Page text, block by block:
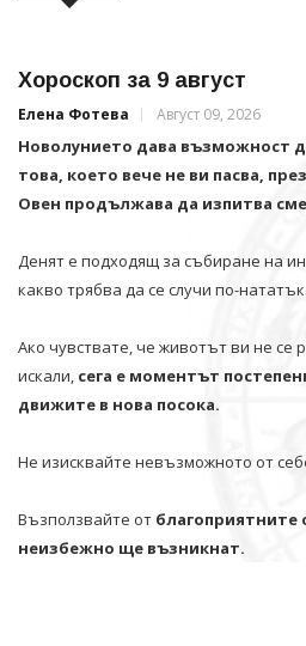
Хороскоп за 9 август
Елена Фотева Август 09, 2026
Новолунието дава възможност
това, което вече не ви пасва,
Овен продължава да изпитва
Денят е подходящ за събиране на
какво трябва да се случи по-нататък.
Ако чувствате, че животът ви не се
искали, сега е моментът
движите в нова посока.
Не изисквайте невъзможното от
Възползвайте от благоприятните
неизбежно ще възникнат.